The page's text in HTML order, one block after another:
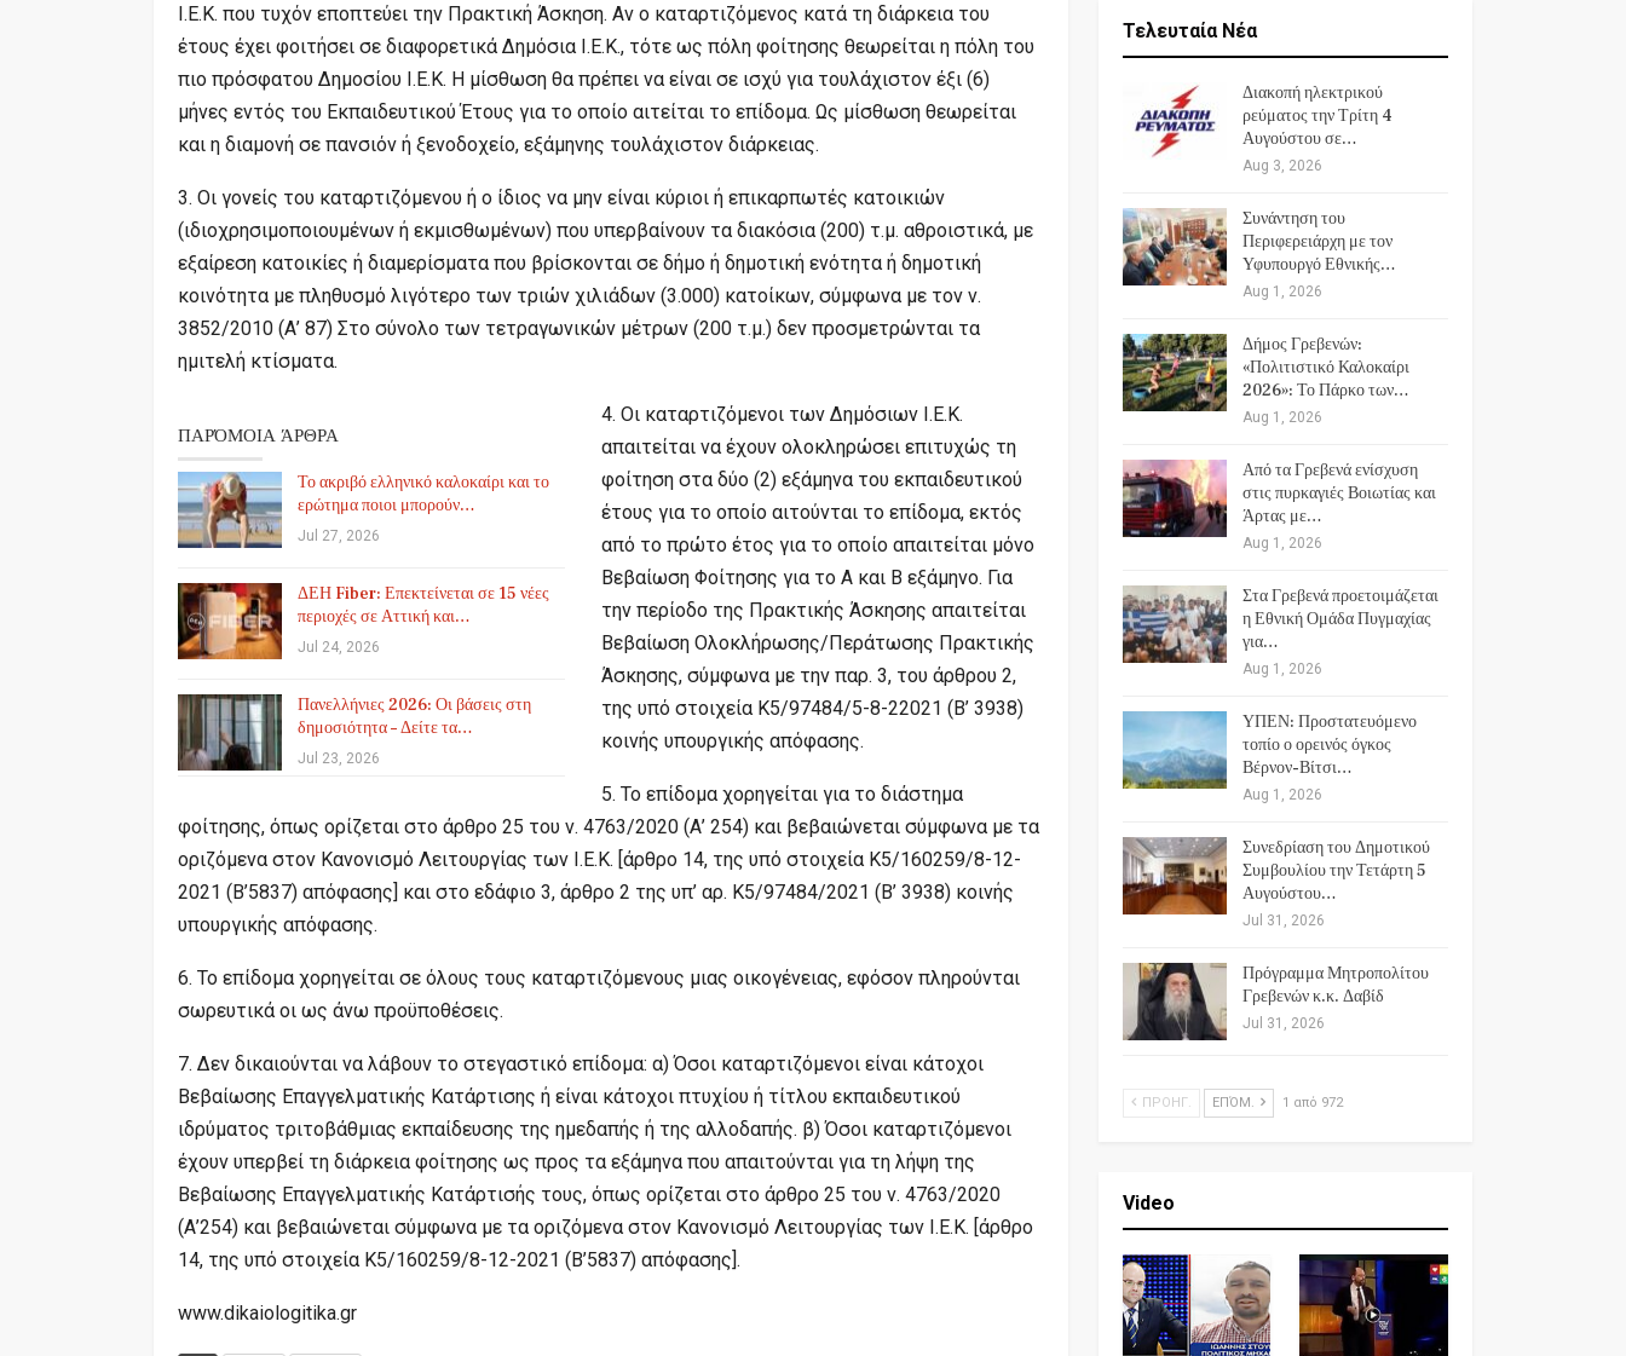
Ι.Ε.Κ. που τυχόν εποπτεύει την Πρακτική Άσκηση. Αν ο καταρτιζόμενος κατά τη διάρκεια του
έτους έχει φοιτήσει σε διαφορετικά Δημόσια Ι.Ε.Κ., τότε ως πόλη φοίτησης θεωρείται η πόλη του
πιο πρόσφατου Δημοσίου Ι.Ε.Κ. Η μίσθωση θα πρέπει να είναι σε ισχύ για τουλάχιστον έξι (6)
μήνες εντός του Εκπαιδευτικού Έτους για το οποίο αιτείται το επίδομα. Ως μίσθωση θεωρείται
και η διαμονή σε πανσιόν ή ξενοδοχείο, εξάμηνης τουλάχιστον διάρκειας.
3. Οι γονείς του καταρτιζόμενου ή ο ίδιος να μην είναι κύριοι ή επικαρπωτές κατοικιών
(ιδιοχρησιμοποιουμένων ή εκμισθωμένων) που υπερβαίνουν τα διακόσια (200) τ.μ. αθροιστικά, με
εξαίρεση κατοικίες ή διαμερίσματα που βρίσκονται σε δήμο ή δημοτική ενότητα ή δημοτική
κοινότητα με πληθυσμό λιγότερο των τριών χιλιάδων (3.000) κατοίκων, σύμφωνα με τον ν.
3852/2010 (Α’ 87) Στο σύνολο των τετραγωνικών μέτρων (200 τ.μ.) δεν προσμετρώνται τα
ημιτελή κτίσματα.
ΠΑΡΌΜΟΙΑ ΆΡΘΡΑ
Το ακριβό ελληνικό καλοκαίρι και το
ερώτημα ποιοι μπορούν…
Jul 27, 2026
ΔΕΗ Fiber: Επεκτείνεται σε 15 νέες
περιοχές σε Αττική και…
Jul 24, 2026
Πανελλήνιες 2026: Οι βάσεις στη
δημοσιότητα – Δείτε τα…
Jul 23, 2026
4. Οι καταρτιζόμενοι των Δημόσιων Ι.Ε.Κ.
απαιτείται να έχουν ολοκληρώσει επιτυχώς τη
φοίτηση στα δύο (2) εξάμηνα του εκπαιδευτικού
έτους για το οποίο αιτούνται το επίδομα, εκτός
από το πρώτο έτος για το οποίο απαιτείται μόνο
Βεβαίωση Φοίτησης για το Α και Β εξάμηνο. Για
την περίοδο της Πρακτικής Άσκησης απαιτείται
Βεβαίωση Ολοκλήρωσης/Περάτωσης Πρακτικής
Άσκησης, σύμφωνα με την παρ. 3, του άρθρου 2,
της υπό στοιχεία Κ5/97484/5-8-22021 (Β’ 3938)
κοινής υπουργικής απόφασης.
5. Το επίδομα χορηγείται για το διάστημα
φοίτησης, όπως ορίζεται στο άρθρο 25 του ν. 4763/2020 (Α’ 254) και βεβαιώνεται σύμφωνα με τα
οριζόμενα στον Κανονισμό Λειτουργίας των Ι.Ε.Κ. [άρθρο 14, της υπό στοιχεία Κ5/160259/8-12-
2021 (Β’5837) απόφασης] και στο εδάφιο 3, άρθρο 2 της υπ’ αρ. K5/97484/2021 (Β’ 3938) κοινής
υπουργικής απόφασης.
6. Το επίδομα χορηγείται σε όλους τους καταρτιζόμενους μιας οικογένειας, εφόσον πληρούνται
σωρευτικά οι ως άνω προϋποθέσεις.
7. Δεν δικαιούνται να λάβουν το στεγαστικό επίδομα: α) Όσοι καταρτιζόμενοι είναι κάτοχοι
Βεβαίωσης Επαγγελματικής Κατάρτισης ή είναι κάτοχοι πτυχίου ή τίτλου εκπαιδευτικού
ιδρύματος τριτοβάθμιας εκπαίδευσης της ημεδαπής ή της αλλοδαπής. β) Όσοι καταρτιζόμενοι
έχουν υπερβεί τη διάρκεια φοίτησης ως προς τα εξάμηνα που απαιτούνται για τη λήψη της
Βεβαίωσης Επαγγελματικής Κατάρτισής τους, όπως ορίζεται στο άρθρο 25 του ν. 4763/2020
(Α’254) και βεβαιώνεται σύμφωνα με τα οριζόμενα στον Κανονισμό Λειτουργίας των Ι.Ε.Κ. [άρθρο
14, της υπό στοιχεία Κ5/160259/8-12-2021 (Β’5837) απόφασης].
www.dikaiologitika.gr
Τελευταία Νέα
Διακοπή ηλεκτρικού
ρεύματος την Τρίτη 4
Αυγούστου σε…
Aug 3, 2026
Συνάντηση του
Περιφερειάρχη με τον
Υφυπουργό Εθνικής…
Aug 1, 2026
Δήμος Γρεβενών:
«Πολιτιστικό Καλοκαίρι
2026»: Το Πάρκο των…
Aug 1, 2026
Από τα Γρεβενά ενίσχυση
στις πυρκαγιές Βοιωτίας και
Άρτας με…
Aug 1, 2026
Στα Γρεβενά προετοιμάζεται
η Εθνική Ομάδα Πυγμαχίας
για…
Aug 1, 2026
ΥΠΕΝ: Προστατευόμενο
τοπίο ο ορεινός όγκος
Βέρνον-Βίτσι…
Aug 1, 2026
Συνεδρίαση του Δημοτικού
Συμβουλίου την Τετάρτη 5
Αυγούστου…
Jul 31, 2026
Πρόγραμμα Μητροπολίτου
Γρεβενών κ.κ. Δαβίδ
Jul 31, 2026
ΠΡΟΗΓ. ΕΠΌΜ. 1 από 972
Video